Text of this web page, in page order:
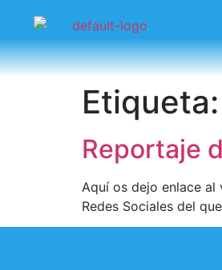
Etiqueta:
Reportaje
Aquí os dejo enlace al
Redes Sociales del